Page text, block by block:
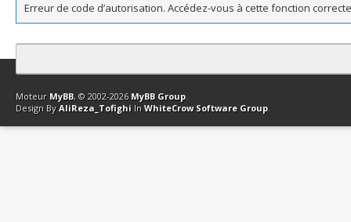
Erreur de code d’autorisation. Accédez-vous à cette fonction
Contact Club Affiliation Retourner en haut Version bas-débit
Moteur MyBB, © 2002-2026 MyBB Group.
Design By AliReza_Tofighi In WhiteCrow Software Group.